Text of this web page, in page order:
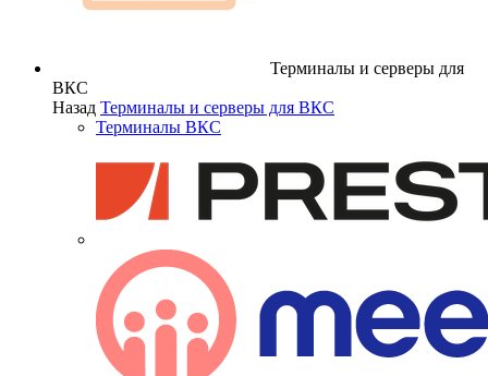
Терминалы и серверы для
ВКС
Назад Терминалы и серверы для ВКС
Терминалы ВКС